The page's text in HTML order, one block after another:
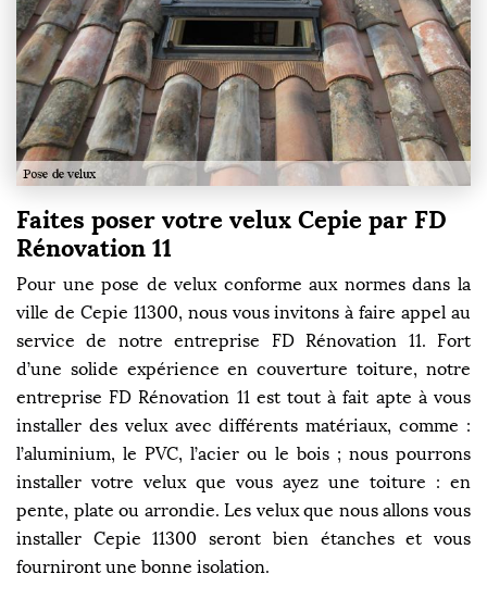
Faites poser votre velux Cepie par FD
Rénovation 11
Pour une pose de velux conforme aux normes dans la
ville de Cepie 11300, nous vous invitons à faire appel au
service de notre entreprise FD Rénovation 11. Fort
d’une solide expérience en couverture toiture, notre
entreprise FD Rénovation 11 est tout à fait apte à vous
installer des velux avec différents matériaux, comme :
l’aluminium, le PVC, l’acier ou le bois ; nous pourrons
installer votre velux que vous ayez une toiture : en
pente, plate ou arrondie. Les velux que nous allons vous
installer Cepie 11300 seront bien étanches et vous
fourniront une bonne isolation.